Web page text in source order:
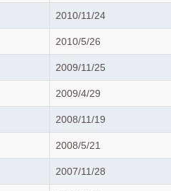
2010/11/24
2010/5/26
2009/11/25
2009/4/29
2008/11/19
2008/5/21
2007/11/28